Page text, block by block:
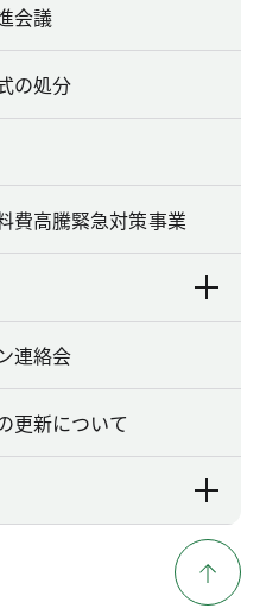
会議
の処分
費高騰緊急対策事業
連絡会
更新について